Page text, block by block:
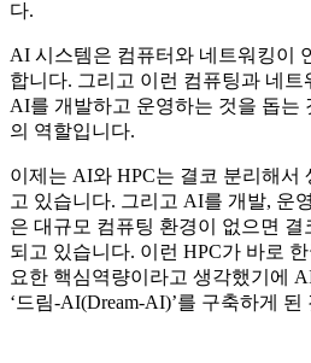
다.
AI 시스템은 컴퓨터와 네트워킹이
합니다. 그리고 이런 컴퓨팅과 네트
AI를 개발하고 운영하는 것을 돕는
의 역할입니다.
이제는 AI와 HPC는 결코 분리해서
고 있습니다. 그리고 AI를 개발, 운
은 대규모 컴퓨팅 환경이 없으면 결
되고 있습니다. 이런 HPC가 바로
요한 핵심역량이라고 생각했기에
‘드림-AI(Dream-AI)’를 구축하게 된